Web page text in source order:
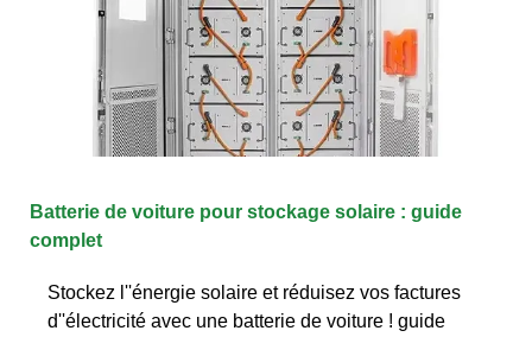
Batterie de voiture pour stockage solaire : guide
complet
Stockez l''énergie solaire et réduisez vos factures
d''électricité avec une batterie de voiture ! guide